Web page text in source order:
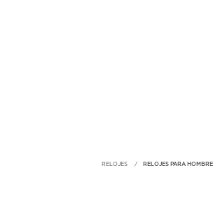
RELOJES RELOJES PARA HOMBRE